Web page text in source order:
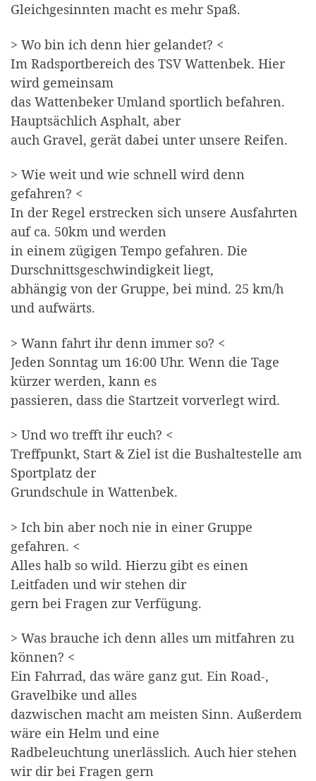
Gleichgesinnten macht es mehr Spaß.
> Wo bin ich denn hier gelandet? <
Im Radsportbereich des TSV Wattenbek. Hier
wird gemeinsam
das Wattenbeker Umland sportlich befahren.
Hauptsächlich Asphalt, aber
auch Gravel, gerät dabei unter unsere Reifen.
> Wie weit und wie schnell wird denn
gefahren? <
In der Regel erstrecken sich unsere Ausfahrten
auf ca. 50km und werden
in einem zügigen Tempo gefahren. Die
Durschnittsgeschwindigkeit liegt,
abhängig von der Gruppe, bei mind. 25 km/h
und aufwärts.
> Wann fahrt ihr denn immer so? <
Jeden Sonntag um 16:00 Uhr. Wenn die Tage
kürzer werden, kann es
passieren, dass die Startzeit vorverlegt wird.
> Und wo trefft ihr euch? <
Treffpunkt, Start & Ziel ist die Bushaltestelle am
Sportplatz der
Grundschule in Wattenbek.
> Ich bin aber noch nie in einer Gruppe
gefahren. <
Alles halb so wild. Hierzu gibt es einen
Leitfaden und wir stehen dir
gern bei Fragen zur Verfügung.
> Was brauche ich denn alles um mitfahren zu
können? <
Ein Fahrrad, das wäre ganz gut. Ein Road-,
Gravelbike und alles
dazwischen macht am meisten Sinn. Außerdem
wäre ein Helm und eine
Radbeleuchtung unerlässlich. Auch hier stehen
wir dir bei Fragen gern